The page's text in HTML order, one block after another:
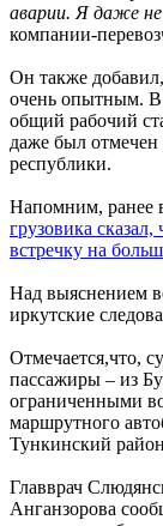
аварии. Я даже не
компании-
Он также
очень опытным. В
общий рабочий
даже был отмечен
республики.
Напомним, ранее
грузовика
встречку на
Над выяснением
иркутские
Отмечается,что,
пассажиры – из
ограниченными
маршрутного
Тункинский
Главврач
Анганзорова